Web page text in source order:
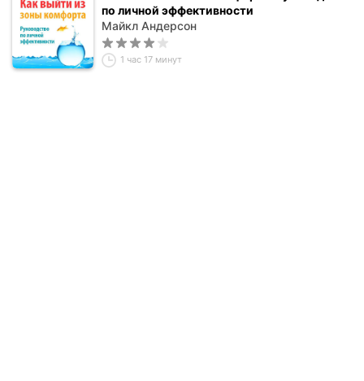
по личной эффективности
Майкл Андерсон
1 час 17 минут